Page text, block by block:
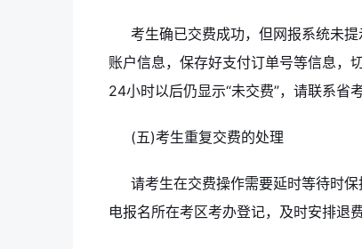
考生确已交费成功，但网报系统未
账户信息，保存好支付订单号等信息，
24小时以后仍显示“未交费”，请联系省
(五)考生重复交费的处理
请考生在交费操作需要延时等待时
电报名所在考区考办登记，及时安排退费